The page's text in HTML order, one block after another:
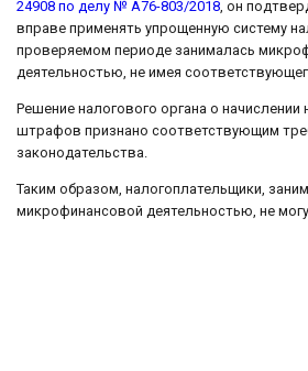
24908 по делу № А76-803/2018, он
вправе применять упрощенную систему
проверяемом периоде занималась
деятельностью, не имея
Решение налогового органа о начислении
штрафов признано соответствующим
законодательства.
Таким образом, налогоплательщики,
микрофинансовой деятельностью, не